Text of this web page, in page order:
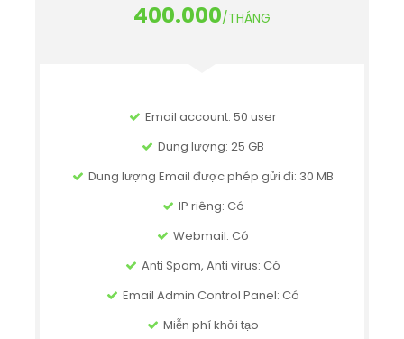
400.000/THÁNG
Email account: 50 user
Dung lượng: 25 GB
Dung lượng Email được phép gửi đi: 30 MB
IP riêng: Có
Webmail: Có
Anti Spam, Anti virus: Có
Email Admin Control Panel: Có
Miễn phí khởi tạo